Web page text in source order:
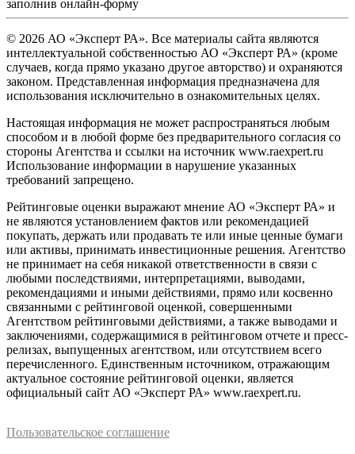
заполнив онлайн-форму
© 2026 АО «Эксперт РА». Все материалы сайта являются
интеллектуальной собственностью АО «Эксперт РА» (кроме
случаев, когда прямо указано другое авторство) и охраняются
законом. Представленная информация предназначена для
использования исключительно в ознакомительных целях.
Настоящая информация не может распространяться любым
способом и в любой форме без предварительного согласия со
стороны Агентства и ссылки на источник www.raexpert.ru
Использование информации в нарушение указанных
требований запрещено.
Рейтинговые оценки выражают мнение АО «Эксперт РА» и
не являются установлением фактов или рекомендацией
покупать, держать или продавать те или иные ценные бумаги
или активы, принимать инвестиционные решения. Агентство
не принимает на себя никакой ответственности в связи с
любыми последствиями, интерпретациями, выводами,
рекомендациями и иными действиями, прямо или косвенно
связанными с рейтинговой оценкой, совершенными
Агентством рейтинговыми действиями, а также выводами и
заключениями, содержащимися в рейтинговом отчете и пресс-
релизах, выпущенных агентством, или отсутствием всего
перечисленного. Единственным источником, отражающим
актуальное состояние рейтинговой оценки, является
официальный сайт АО «Эксперт РА» www.raexpert.ru.
Пользовательское соглашение